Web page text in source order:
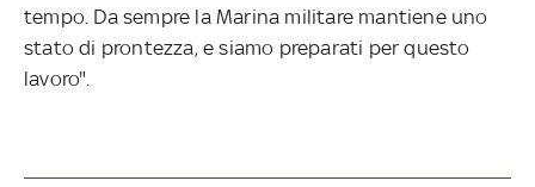
tempo. Da sempre la Marina militare mantiene uno
stato di prontezza, e siamo preparati per questo
lavoro".